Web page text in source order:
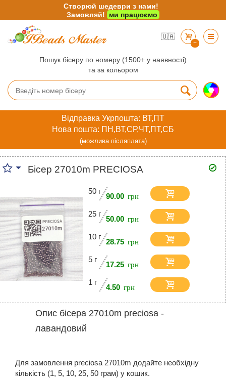
🇺🇦
+
Пошук бісеру по номеру (1500+ у наявності)
та за кольором
Відправка Укрпошта: ВТ,ПТ
Нова пошта: ПН,ВТ,СР,ЧТ,ПТ,СБ
(можлива післяплата)
Бісер 27010m PRECIOSA
50 г
90.00
25 г
50.00
10 г
28.75
5 г
17.25
1 г
4.50
Опис бісера 27010m preciosa -
лавандовий
Для замовлення preciosa 27010m додайте необхідну
кількість (1, 5, 10, 25, 50 грам) у кошик.
Створюй шедеври з нами!
Замовляй!
ми працюємо